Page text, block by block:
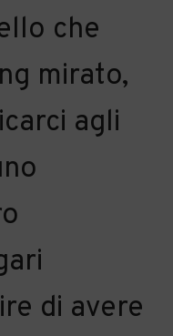
che
mirato,
agli
di avere